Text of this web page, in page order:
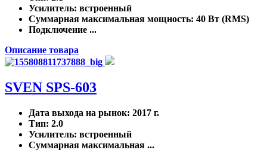
Усилитель: встроенный
Суммарная максимальная мощность: 40 Вт (RMS)
Подключение ...
Описание товара
SVEN SPS-603
Дата выхода на рынок: 2017 г.
Тип: 2.0
Усилитель: встроенный
Суммарная максимальная ...